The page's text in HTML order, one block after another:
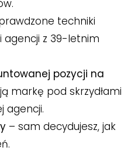
techniki
agencji z 39-letnim
pozycji na
markę pod skrzydłami
agencji.
– sam decydujesz, jak